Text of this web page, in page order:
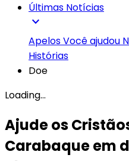
Últimas Notícias
expand_more
ApelosVocê ajudou
Histórias
Doe
Loading...
Ajude os
Carabaque em